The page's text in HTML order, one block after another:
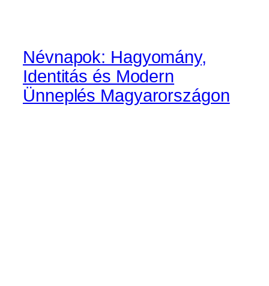
Névnapok: Hagyomány,
Identitás és Modern
Ünneplés Magyarországon